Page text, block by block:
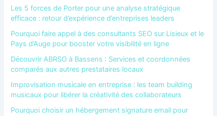
Les 5 forces de Porter pour une analyse stratégique
efficace : retour d’expérience d’entreprises leaders
Pourquoi faire appel à des consultants SEO sur Lisieux et le
Pays d’Auge pour booster votre visibilité en ligne
Découvrir ABRSO à Bassens : Services et coordonnées
comparés aux autres prestataires locaux
Improvisation musicale en entreprise : les team building
musicaux pour libérer la créativité des collaborateurs
Pourquoi choisir un hébergement signature email pour